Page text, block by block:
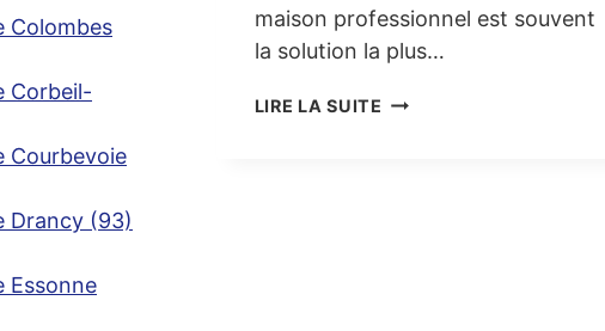
maison professionnel est souvent
la solution la plus…
LIRE LA SUITE DÉBARRAS
Colombes
Corbeil-
Courbevoie
Drancy (93)
Essonne